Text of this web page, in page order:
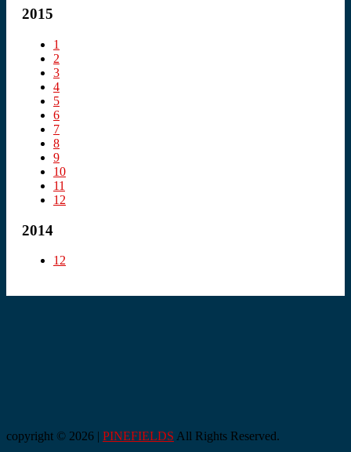
2015
1
2
3
4
5
6
7
8
9
10
11
12
2014
12
copyright © 2026 | PINEFIELDS All Rights Reserved.